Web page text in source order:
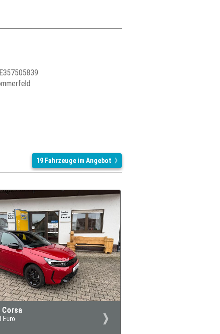
19 Fahrzeuge im Angebot
Corsa
Euro